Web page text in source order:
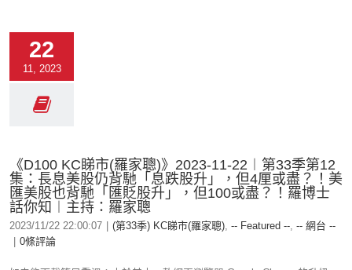
22
11, 2023
《D100 KC睇市(羅家聰)》2023-11-22︱第33季第12
集：長息美股仍背馳「息跌股升」，但4厘或盡？！美
匯美股也背馳「匯貶股升」，但100或盡？！羅博士
話你知︱主持：羅家聰
2023/11/22 22:00:07 (第33季) KC睇市(羅家聰), -- Featured --, -- 網台 --
0條評論